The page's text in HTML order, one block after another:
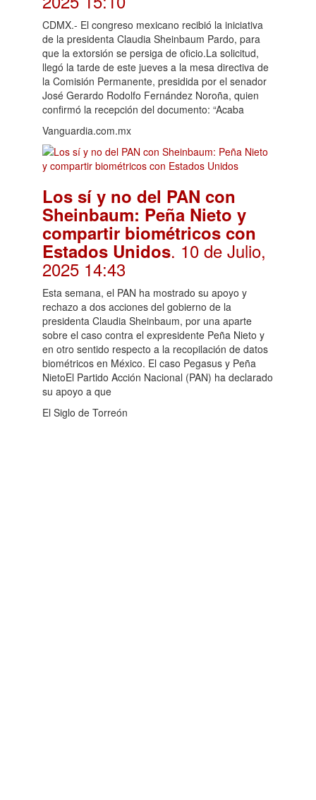
CDMX.- El congreso mexicano recibió la iniciativa
de la presidenta Claudia Sheinbaum Pardo, para
que la extorsión se persiga de oficio.La solicitud,
llegó la tarde de este jueves a la mesa directiva de
la Comisión Permanente, presidida por el senador
José Gerardo Rodolfo Fernández Noroña, quien
confirmó la recepción del documento: “Acaba
Vanguardia.com.mx
Los sí y no del PAN con
Sheinbaum: Peña Nieto y
compartir biométricos con
Estados Unidos. 10 de Julio,
2025 14:43
Esta semana, el PAN ha mostrado su apoyo y
rechazo a dos acciones del gobierno de la
presidenta Claudia Sheinbaum, por una aparte
sobre el caso contra el expresidente Peña Nieto y
en otro sentido respecto a la recopilación de datos
biométricos en México. El caso Pegasus y Peña
NietoEl Partido Acción Nacional (PAN) ha declarado
su apoyo a que
El Siglo de Torreón